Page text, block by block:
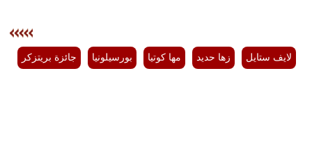
لايف ستايل زها حديد مها كوتيا بورسيلونيا جائزة بريتزكر